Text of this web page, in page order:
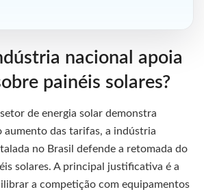
nacional apoia
painéis solares?
de energia solar demonstra
aumento das tarifas, a indústria
no Brasil defende a retomada do
solares. A principal justificativa é a
a competição com equipamentos